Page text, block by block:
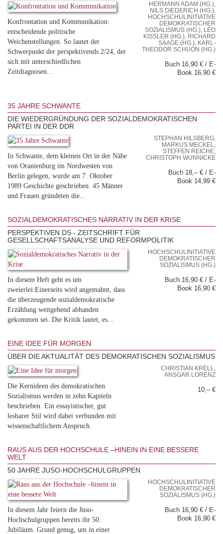
Konfrontation und Kommunikation:
entscheidende politische
Weichenstellungen. So lautet der
Schwerpunkt der perspektivends 2/24, der
sich mit unterschiedlichen
Zeitdiagnosen...
HERMANN ADAM (HG.),
NILS DIEDERICH (HG.),
HOCHSCHULINITIATIVE
DEMOKRATISCHER
SOZIALISMUS (HG.), LEO
KISSLER (HG.), RICHARD S
AAGE (HG.), KARL-T
HEODOR SCHUON (HG.)
Buch 16,90 € / E-
Book 16,90 €
35 JAHRE SCHWANTE
DIE WIEDERGRÜNDUNG DER SOZIALDEMOKRATISCHEN
PARTEI IN DER DDR
In Schwante, dem kleinen Ort in der Nähe
von Oranienburg im Nordwesten von
Berlin gelegen, wurde am 7. Oktober
1989 Geschichte geschrieben. 45 Männer
und Frauen gründeten die...
STEPHAN HILSBERG,
MARKUS MECKEL,
STEFFEN REICHE,
CHRISTOPH WUNNICKE
Buch 18,– € / E-
Book 14,99 €
SOZIALDEMOKRATISCHES NARRATIV IN DER KRISE
PERSPEKTIVEN DS - ZEITSCHRIFT FÜR
GESELLSCHAFTSANALYSE UND REFORMPOLITIK
In diesem Heft geht es um
zweierlei:Einerseits wird angemahnt, dass
die überzeugende sozialdemokratische
Erzählung weitgehend abhanden
gekommen sei. Die Kritik lautet, es...
HOCHSCHULINITIATIVE
DEMOKRATISCHER
SOZIALISMUS (HG.)
Buch 16,90 € / E-
Book 16,90 €
EINE IDEE FÜR MORGEN
ÜBER DIE AKTUALITÄT DES DEMOKRATISCHEN SOZIALISMUS
Die Kernideen des demokratischen
Sozialismus werden in zehn Kapiteln
beschrieben. Ein essayistischer, gut
lesbarer Stil wird dabei verbunden mit
wissenschaftlichem Anspruch.
CHRISTIAN KRELL,
ANSGAR LORENZ
10,– €
RAUS AUS DER HOCHSCHULE –HINEIN IN EINE BESSERE
WELT
50 JAHRE JUSO-HOCHSCHULGRUPPEN
In diesem Jahr feiern die Juso-
Hochschulgruppen bereits ihr 50.
Jubiläum. Grund genug, um in einer
HOCHSCHULINITIATIVE
DEMOKRATISCHER
SOZIALISMUS (HG.)
Buch 16,90 € / E-
Book 16,90 €